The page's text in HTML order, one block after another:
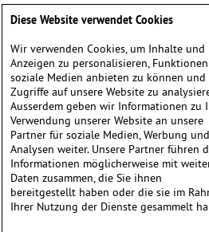
Diese Website verwendet Cookies
Wir verwenden Cookies, um Inhalte und
Anzeigen zu personalisieren,
soziale Medien anbieten zu können und
Zugriffe auf unsere Website zu
Ausserdem geben wir Informationen zu
Verwendung unserer Website an unsere
Partner für soziale Medien, Werbung und
Analysen weiter. Unsere Partner führen
Informationen möglicherweise mit
Daten zusammen, die Sie ihnen
bereitgestellt haben oder die sie im
Ihrer Nutzung der Dienste gesammelt